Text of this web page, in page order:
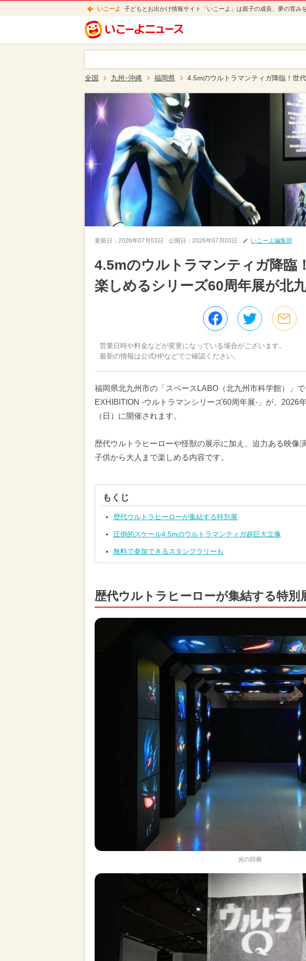
いこーよ 子どもとお出かけ情報サイト「いこーよ」は親子の成長、夢の育み
全国 九州･沖縄 福岡県 4.5mのウルトラマンティガ降臨！世
更新日： 2026年07月03日 公開日： 2026年07月03日 いこーよ編集部
4.5mのウルトラマンティガ降臨
楽しめるシリーズ60周年展が北
営業日時や料金などが変更になっている場合がございます。
最新の情報は公式HPなどでご確認ください。
福岡県北九州市の「スペースLABO（北九州市科学館）」
EXHIBITION -ウルトラマンシリーズ60周年展-」が、2026
（日）に開催されます。
歴代ウルトラヒーローや怪獣の展示に加え、迫力ある映像
子供から大人まで楽しめる内容です。
もくじ
歴代ウルトラヒーローが集結する特別展
圧倒的スケール4.5mのウルトラマンティガ超巨大立像
無料で参加できるスタンプラリーも
歴代ウルトラヒーローが集結する特別
光の回廊